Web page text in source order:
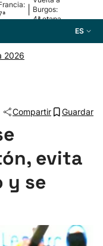
Burgos:
4ª etapa
ES
2026
Compartir Guardar
evita
y se